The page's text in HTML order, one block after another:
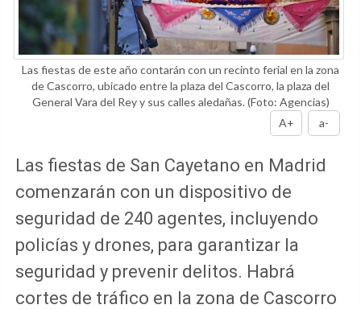
Las fiestas de este año contarán con un recinto ferial en la zona
de Cascorro, ubicado entre la plaza del Cascorro, la plaza del
General Vara del Rey y sus calles aledañas.(Foto: Agencias)
A+
a-
Las fiestas de San Cayetano en Madrid
comenzarán con un dispositivo de
seguridad de 240 agentes, incluyendo
policías y drones, para garantizar la
seguridad y prevenir delitos. Habrá
cortes de tráfico en la zona de Cascorro